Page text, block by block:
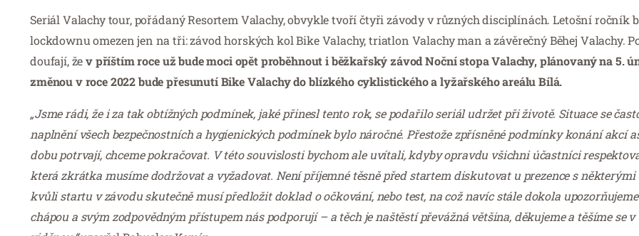
Seriál Valachy tour, pořádaný Resortem Valachy, obvykle tvoří čtyři závody v různých disciplínách. Letošní ročník
lockdownu omezen jen na tři: závod horských kol Bike Valachy, triatlon Valachy man a závěrečný Běhej Valachy.
doufají, žev příštím roce už bude moci opět proběhnout i běžkařský závod Noční stopa Valachy, plánovaný na 5.
změnou v roce 2022 bude přesunutí Bike Valachy do blízkého cyklistického a lyžařského areálu Bílá.
„Jsme rádi, že i za tak obtížných podmínek, jaké přinesl tento rok, se podařilo seriál udržet při životě. Situace se
naplnění všech bezpečnostních a hygienických podmínek bylo náročné. Přestože zpřísněné podmínky konání akcí
dobu potrvají, chceme pokračovat. V této souvislosti bychom ale uvítali, kdyby opravdu všichni účastníci
která zkrátka musíme dodržovat a vyžadovat. Není příjemné těsně před startem diskutovat u prezence s některými
kvůli startu v závodu skutečně musí předložit doklad o očkování, nebo test, na což navíc stále dokola
chápou a svým zodpovědným přístupem nás podporují – a těch je naštěstí převážná většina, děkujeme a těšíme se